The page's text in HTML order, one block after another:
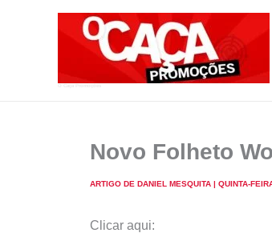
Novo Folheto
ARTIGO DE DANIEL MESQUITA | QUINTA-
Clicar aqui: